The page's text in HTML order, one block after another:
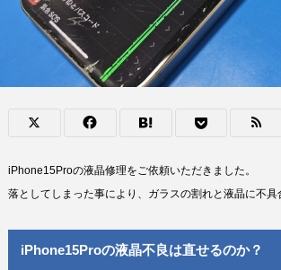
iPhone15Proの液晶修理をご依頼いただきました。
落としてしまった事により、ガラスの割れと液晶に不具
iPhone15Proの液晶不良は直せるのか？